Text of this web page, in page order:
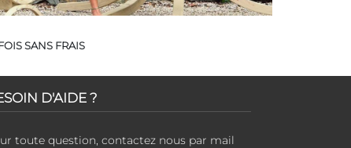
SANS FRAIS
D'AIDE ?
toute question, contactez nous par mail